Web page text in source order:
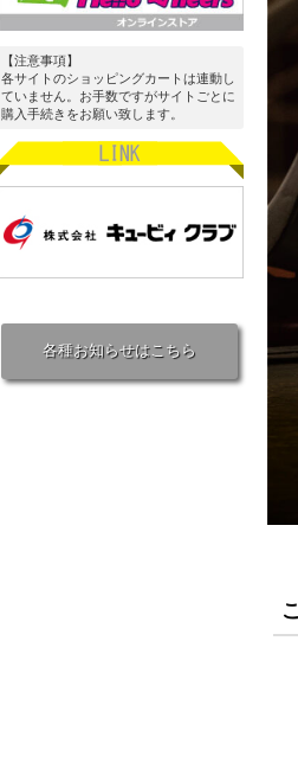
【注意事項】
各サイトのショッピングカートは連動し
ていません。お手数ですがサイトごとに
購入手続きをお願い致します。
各種お知らせはこちら